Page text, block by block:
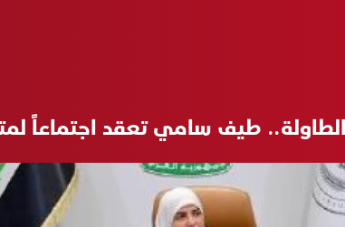
طيف سامي تعقد اجتماعاً